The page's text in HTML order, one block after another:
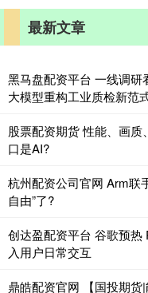
最新文章
黑马盘配资平台 一线调研
大模型重构工业质检新范
股票配资期货 性能、画质
口是AI?
杭州配资公司官网 Arm联
自由”了?
创达盈配资平台 谷歌预热
入用户日常交互
鼎皓配资官网 【国投期货